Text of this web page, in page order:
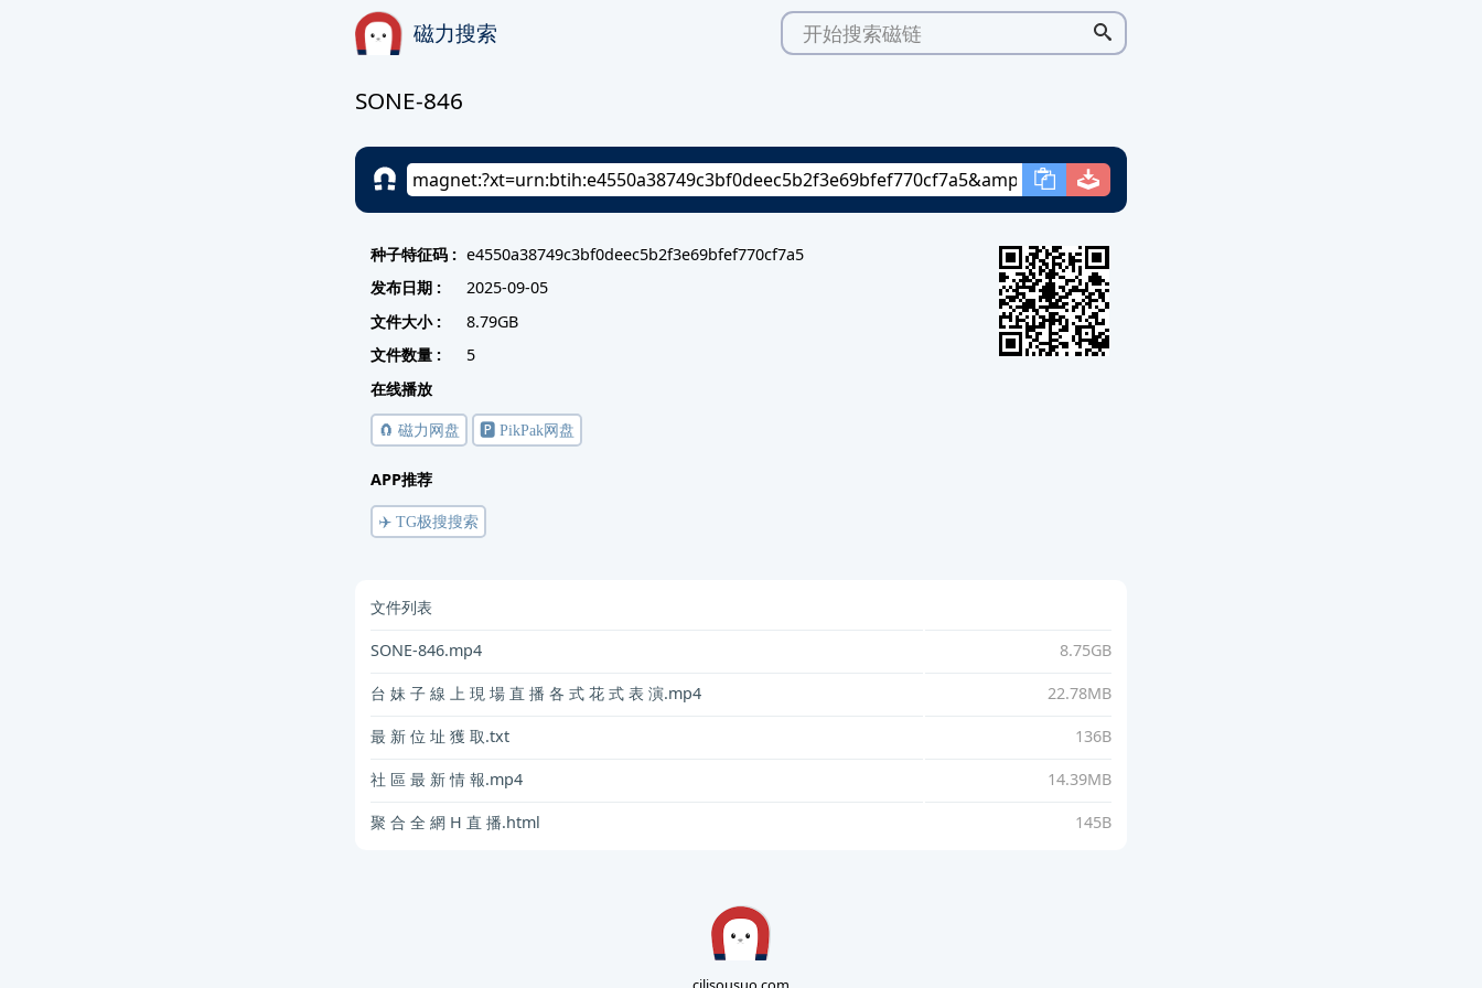
磁力搜索
SONE-846
种子特征码 : e4550a38749c3bf0deec5b2f3e69bfef770cf7a5
发布日期 :
2025-09-05
文件大小 :
8.79GB
文件数量 :
5
在线播放
🧲 磁力网盘 🅿️ PikPak网盘
APP推荐
✈️ TG极搜搜索
文件列表
SONE-846.mp4 8.75GB
台 妹 子 線 上 現 場 直 播 各 式 花 式 表 演.mp4 22.78MB
最 新 位 址 獲 取.txt 136B
社 區 最 新 情 報.mp4 14.39MB
聚 合 全 網 H 直 播.html 145B